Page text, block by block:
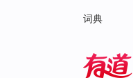
词典